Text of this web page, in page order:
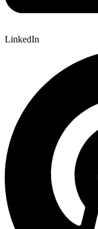
LinkedIn